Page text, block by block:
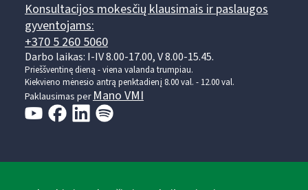
Konsultacijos mokesčių klausimais ir paslaugos
gyventojams:
+370 5 260 5060
Darbo laikas: I-IV 8.00-17.00, V 8.00-15.45.
Prieššventinę dieną - viena valanda trumpiau.
Kiekvieno mėnesio antrą penktadienį 8.00 val. - 12.00 val.
Paklausimas perMano VMI